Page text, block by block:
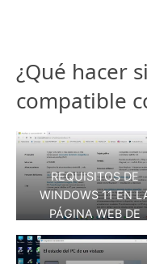
¿Qué hacer
compatible
REQUISITOS DE
WINDOWS 11 EN
PÁGINA WEB DE
MICROSOFT